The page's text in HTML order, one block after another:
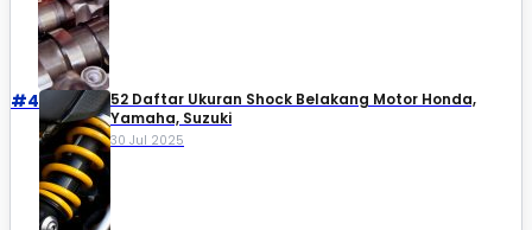
#4
52 Daftar Ukuran Shock Belakang Motor Honda,
Yamaha, Suzuki​
30 Jul 2025